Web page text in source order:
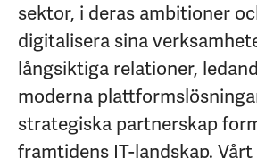
sektor, i deras ambitioner
digitalisera sina
långsiktiga relationer,
moderna
strategiska partnerskap
framtidens IT-landskap.